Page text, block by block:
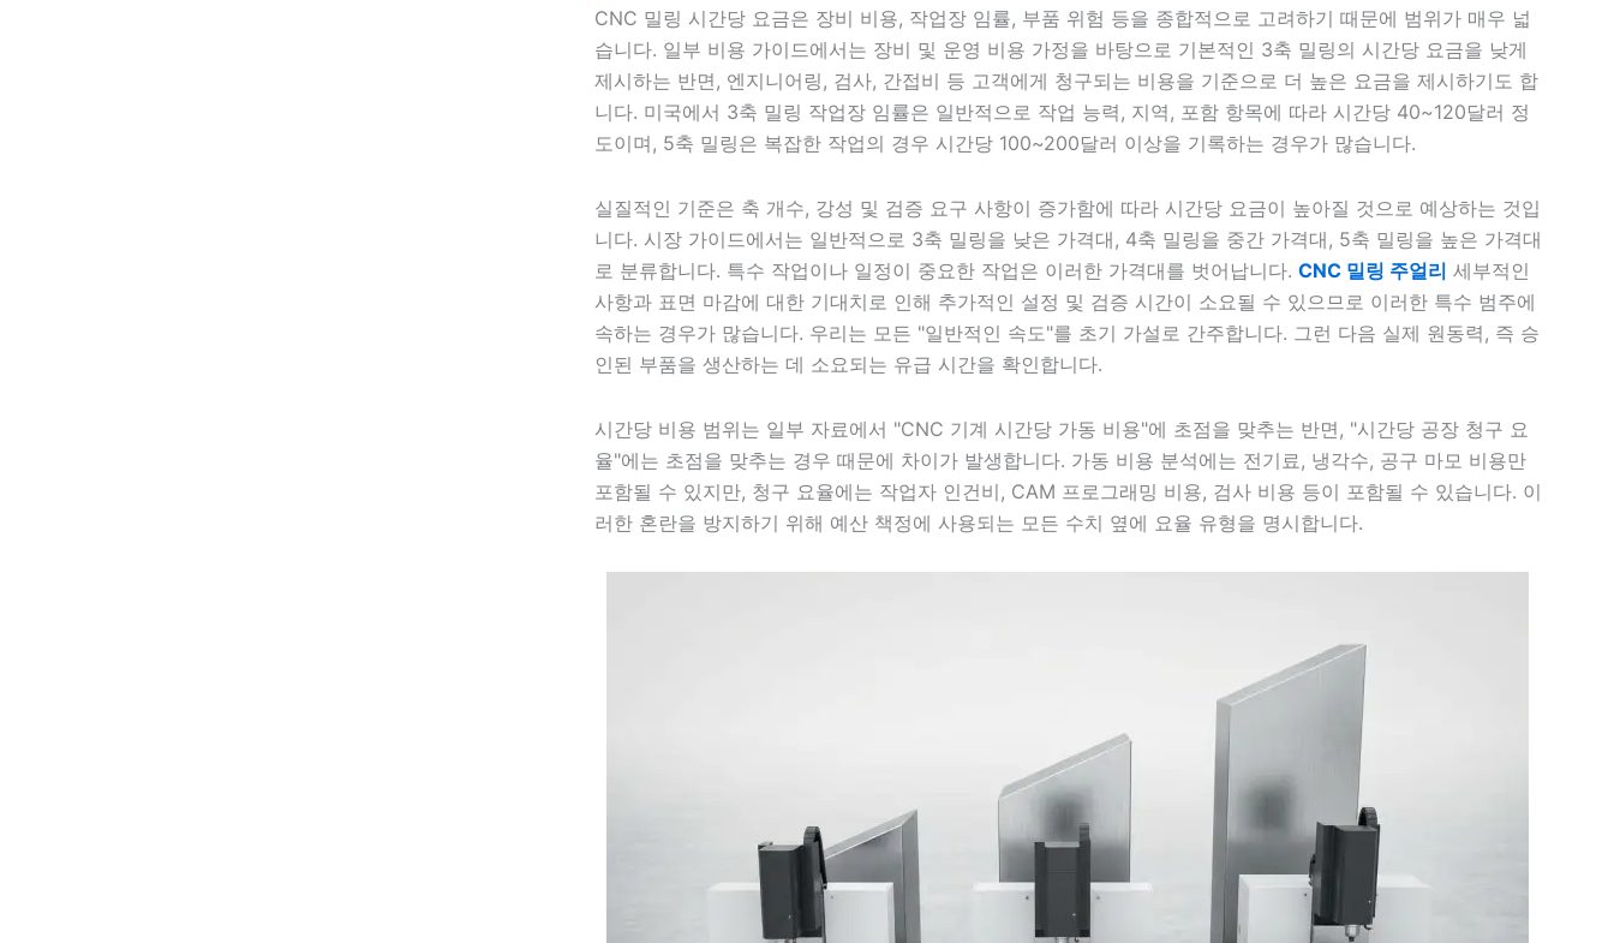
CNC 밀링 시간당 요금은 장비 비용, 작업장 임률, 부품 위험 등을 종합적으로 고려하기 때문에 범위가 매우 넓
습니다. 일부 비용 가이드에서는 장비 및 운영 비용 가정을 바탕으로 기본적인 3축 밀링의 시간당 요금을 낮게
제시하는 반면, 엔지니어링, 검사, 간접비 등 고객에게 청구되는 비용을 기준으로 더 높은 요금을 제시하기도 합
니다. 미국에서 3축 밀링 작업장 임률은 일반적으로 작업 능력, 지역, 포함 항목에 따라 시간당 40~120달러 정
도이며, 5축 밀링은 복잡한 작업의 경우 시간당 100~200달러 이상을 기록하는 경우가 많습니다.
실질적인 기준은 축 개수, 강성 및 검증 요구 사항이 증가함에 따라 시간당 요금이 높아질 것으로 예상하는 것입
니다. 시장 가이드에서는 일반적으로 3축 밀링을 낮은 가격대, 4축 밀링을 중간 가격대, 5축 밀링을 높은 가격대
로 분류합니다. 특수 작업이나 일정이 중요한 작업은 이러한 가격대를 벗어납니다. CNC 밀링 주얼리 세부적인
사항과 표면 마감에 대한 기대치로 인해 추가적인 설정 및 검증 시간이 소요될 수 있으므로 이러한 특수 범주에
속하는 경우가 많습니다. 우리는 모든 "일반적인 속도"를 초기 가설로 간주합니다. 그런 다음 실제 원동력, 즉 승
인된 부품을 생산하는 데 소요되는 유급 시간을 확인합니다.
시간당 비용 범위는 일부 자료에서 "CNC 기계 시간당 가동 비용"에 초점을 맞추는 반면, "시간당 공장 청구 요
율"에는 초점을 맞추는 경우 때문에 차이가 발생합니다. 가동 비용 분석에는 전기료, 냉각수, 공구 마모 비용만
포함될 수 있지만, 청구 요율에는 작업자 인건비, CAM 프로그래밍 비용, 검사 비용 등이 포함될 수 있습니다. 이
러한 혼란을 방지하기 위해 예산 책정에 사용되는 모든 수치 옆에 요율 유형을 명시합니다.